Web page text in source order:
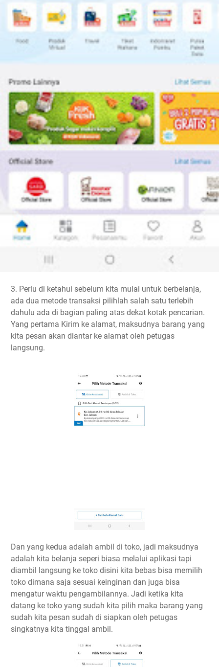
3. Perlu di ketahui sebelum kita mulai untuk berbelanja,
ada dua metode transaksi pilihlah salah satu terlebih
dahulu ada di bagian paling atas dekat kotak pencarian.
Yang pertama Kirim ke alamat, maksudnya barang yang
kita pesan akan diantar ke alamat oleh petugas
langsung.
Dan yang kedua adalah ambil di toko, jadi maksudnya
adalah kita belanja seperi biasa melalui aplikasi tapi
diambil langsung ke toko disini kita bebas bisa memilih
toko dimana saja sesuai keinginan dan juga bisa
mengatur waktu pengambilannya. Jadi ketika kita
datang ke toko yang sudah kita pilih maka barang yang
sudah kita pesan sudah di siapkan oleh petugas
singkatnya kita tinggal ambil.